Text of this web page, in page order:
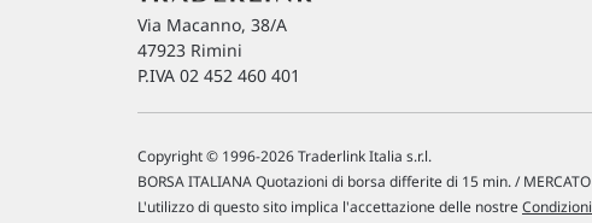
Via Macanno, 38/A
47923 Rimini
P.IVA 02 452 460 401
Copyright © 1996-2026 Traderlink Italia s.r.l.
BORSA ITALIANA Quotazioni di borsa differite di 15 min. /
L'utilizzo di questo sito implica l'accettazione delle nostre